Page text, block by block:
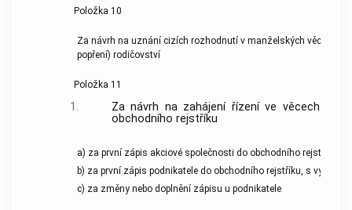
Položka 10
Za návrh na uznání cizích rozhodnutí v manželských věcech a
popření) rodičovství
Položka 11
1.
Za návrh na zahájení řízení ve věcech
obchodního rejstříku
a) za první zápis akciové společnosti do obchodního rejstříku
b) za první zápis podnikatele do obchodního rejstříku, s
c) za změny nebo doplnění zápisu u podnikatele